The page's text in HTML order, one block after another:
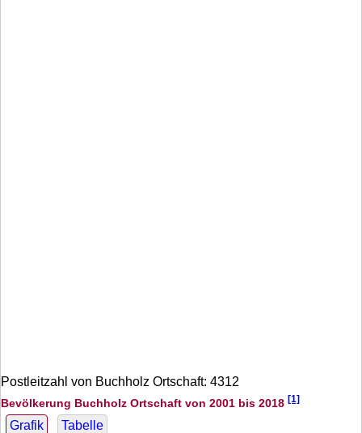
Postleitzahl von Buchholz Ortschaft: 4312
Bevölkerung Buchholz Ortschaft von 2001 bis 2018 [1]
Grafik Tabelle